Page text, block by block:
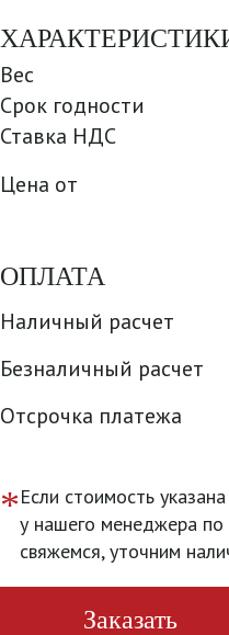
Вес
Срок годности
Ставка НДС
Цена от
ОПЛАТА
Наличный расчет
Безналичный расчет
Отсрочка платежа
*Если стоимость
у нашего менеджера по
свяжемся, уточним
Заказать